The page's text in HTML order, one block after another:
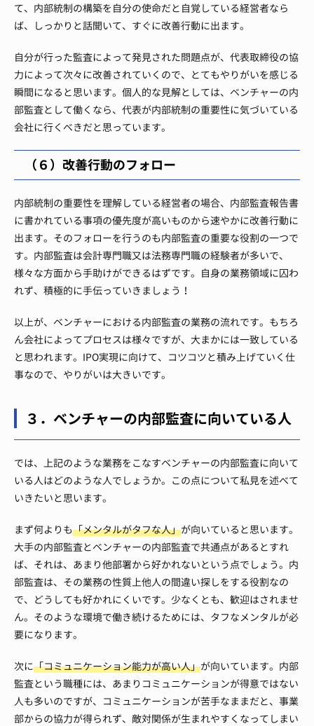
て、内部統制の構築を自分の使命だと自覚している経営者なら
ば、しっかりと話聞いて、すぐに改善行動に出ます。
自分が行った監査によって発見された問題点が、代表取締役の協
力によって次々に改善されていくので、とてもやりがいを感じる
瞬間になると思います。 個人的な見解としては、ベンチャーの内
部監査として働くなら、代表が内部統制の重要性に気づいている
会社に行くべきだと思っています。
（６）改善行動のフォロー
内部統制の重要性を理解している経営者の場合、内部監査報告書
に書かれている事項の優先度が高いものから速やかに改善行動に
出ます。 そのフォローを行うのも内部監査の重要な役割の一つで
す。 内部監査は会計専門職又は法務専門職の経験者が多いで、
様々な方面から手助けができるはずです。 自身の業務領域に囚わ
れず、積極的に手伝っていきましょう！
以上が、ベンチャーにおける内部監査の業務の流れです。 もちろ
ん会社によってプロセスは様々ですが、大まかには一致している
と思われます。 IPO実現に向けて、コツコツと積み上げていく仕
事なので、やりがいは大きいです。
３．ベンチャーの内部監査に向いている人
では、上記のような業務をこなすベンチャーの内部監査に向いて
いる人はどのような人でしょうか。 この点について私見を述べて
いきたいと思います。
まず何よりも「メンタルがタフな人」が向いていると思います。
大手の内部監査とベンチャーの内部監査で共通点があるとすれ
ば、それは、あまり他部署から好かれないという点でしょう。 内
部監査は、その業務の性質上他人の間違い探しをする役割なの
で、どうしても好かれにくいです。 少なくとも、歓迎はされませ
ん。 そのような環境で働き続けるためには、タフなメンタルが必
要になります。
次に「コミュニケーション能力が高い人」が向いています。 内部
監査という職種には、あまりコミュニケーションが得意ではない
人も多いのですが、コミュニケーションが苦手なままだと、事業
部からの協力が得られず、敵対関係が生まれやすくなってしまい